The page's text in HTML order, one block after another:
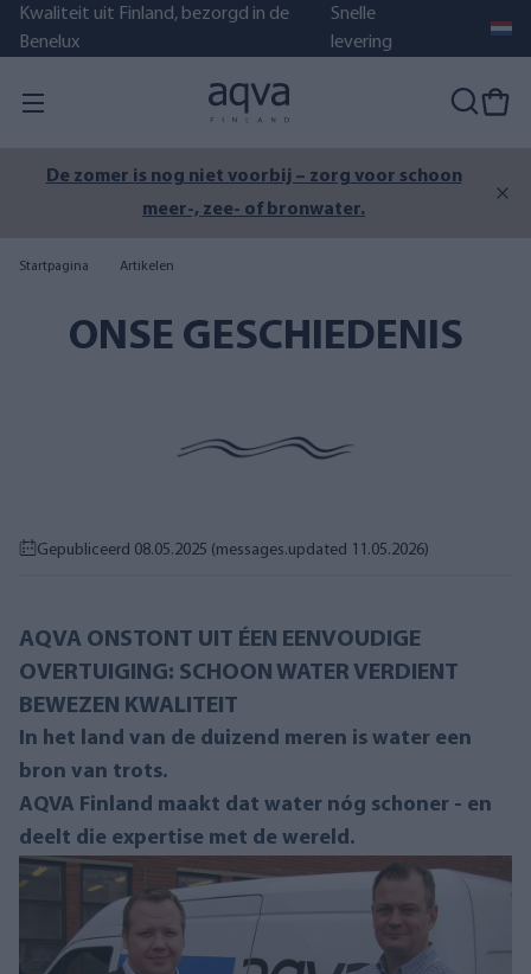
Kwaliteit uit Finland, bezorgd in de
Benelux
Snelle
levering
De zomer is nog niet voorbij – zorg voor schoon
meer-, zee- of bronwater.
Startpagina Artikelen
ONSE GESCHIEDENIS
Gepubliceerd 08.05.2025 (messages.updated 11.05.2026)
AQVA ONSTONT UIT ÉEN EENVOUDIGE
OVERTUIGING: SCHOON WATER VERDIENT
BEWEZEN KWALITEIT
In het land van de duizend meren is water een
bron van trots.
AQVA Finland maakt dat water nóg schoner - en
deelt die expertise met de wereld.